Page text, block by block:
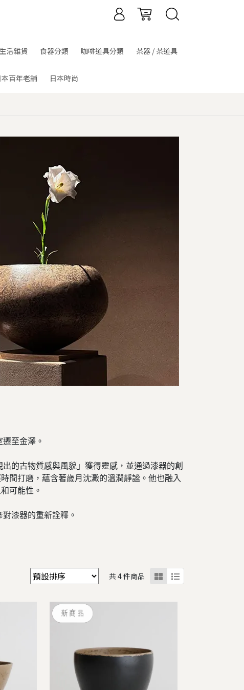
生活雜貨 食器分類 咖啡道具分類 茶器 / 茶道具
本百年老舖 日本時尚
至金澤。
的古物質感與風貌」獲得靈感，並通過漆器的創
間打磨，蘊含著歲月沈澱的溫潤靜謐。他也融入
可能性。
漆器的重新詮釋。
共 4 件商品